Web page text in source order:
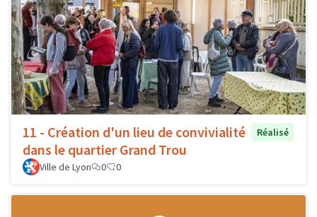
11 - Création d'un lieu de convivialité
dans le quartier Grand Trou
Réalisé
Ville de Lyon 0 0